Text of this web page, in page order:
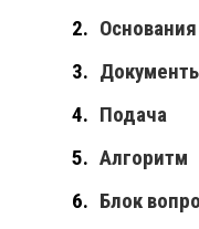
Основания
Подача
Алгоритм
Блок